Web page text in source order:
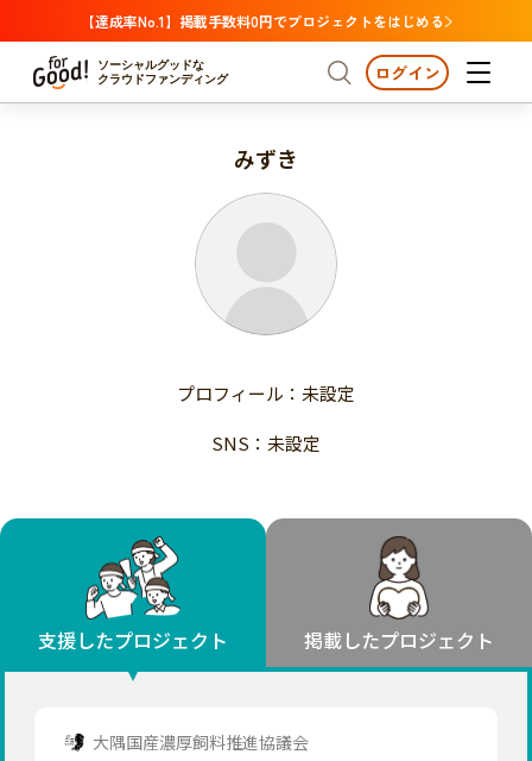
【達成率No.1】掲載手数料0円でプロジェクトをはじめる
ソーシャルグッドな
クラウドファンディング
プロジェクトからさがす 注目
支援金額が多い
支援人数が多い
終了日が近い
国際協力
子ども・教育
フード・農業
文化
環境・エシカル
人権・マイノリティ
社会貢献
地域からさがす 北海道・東北
北海道
支援金額が多い
終了日が近い
カテゴリーからさがす
医療・福祉
子ども・教育
人権・マイノリティ
北海道 青森 岩手 宮城
秋田
福島
茨城 栃木 群馬
千葉
東京
神奈川
新潟 富山 石川 福井
ログイン
みずき
プロフィール：未設定
SNS：未設定
支援したプロジェクト 掲載したプロジェクト
大隅国産濃厚飼料推進協議会